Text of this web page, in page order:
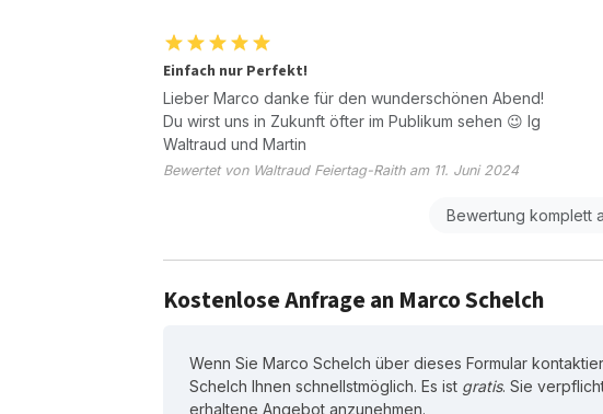
Einfach nur Perfekt!
Lieber Marco danke für den wunderschönen Abend!
Du wirst uns in Zukunft öfter im Publikum sehen 😉 lg
Waltraud und Martin
Bewertet von Waltraud Feiertag-Raith am 11. Juni 2024
Bewertung komplett
Kostenlose Anfrage an Marco Schelch
Wenn Sie Marco Schelch über dieses Formular
Schelch Ihnen schnellstmöglich. Es ist gratis. Sie
erhaltene Angebot anzunehmen.